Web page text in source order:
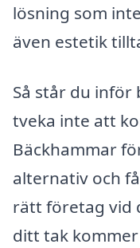
lösning som
även estetik
Så står du inför
tveka inte att
Bäckhammar
alternativ och
rätt företag vid
ditt tak